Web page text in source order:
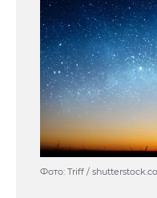
Фото: Triff /